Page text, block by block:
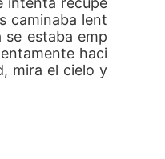
caminaba lent
estaba emp
haci
mira el cielo y